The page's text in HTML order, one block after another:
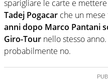
sparigliare le carte e
Tadej Pogacar che un
anni dopo Marco Pantani
Giro-Tour nello stesso
probabilmente no.